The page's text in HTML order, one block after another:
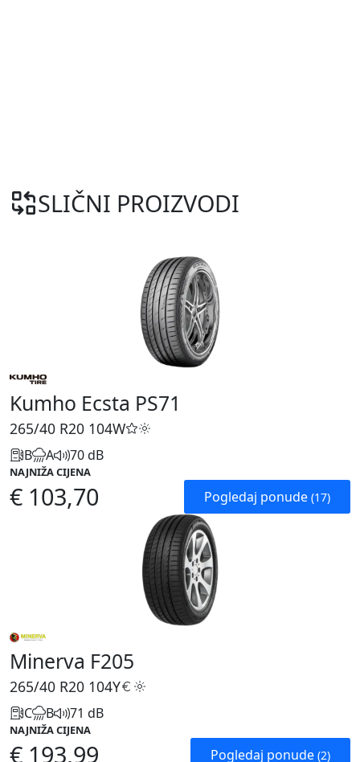
SLIČNI PROIZVODI
Kumho Ecsta PS71
265/40 R20 104W
B A 70 dB
NAJNIŽA CIJENA
€ 103,70 Pogledaj ponude (17)
Minerva F205
265/40 R20 104Y
C B 71 dB
NAJNIŽA CIJENA
€ 193,99 Pogledaj ponude (2)